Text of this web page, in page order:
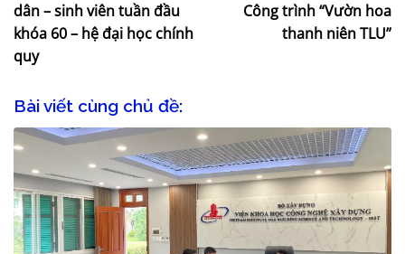
dân – sinh viên tuần đầu
khóa 60 – hệ đại học chính
quy
Công trình “Vườn hoa
thanh niên TLU”
Bài viết cùng chủ đề: